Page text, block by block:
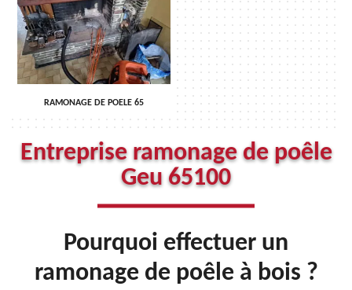
RAMONAGE DE POELE 65
Entreprise ramonage de poêle
Geu 65100
Pourquoi effectuer un
ramonage de poêle à bois ?